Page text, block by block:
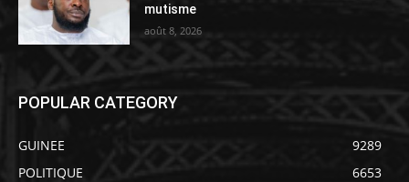
mutisme
août 8, 2026
POPULAR CATEGORY
GUINEE
9289
POLITIQUE
6653